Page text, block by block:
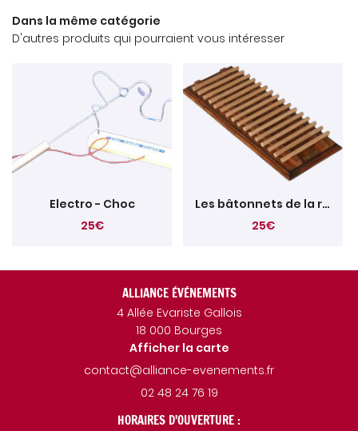
Dans la même catégorie
D'autres produits qui pourraient vous intéresser
Electro - Choc
25€
Les bâtonnets de la ruse
25€
ALLIANCE ÉVÉNEMENTS
4 Allée Evariste Gallois
18 000 Bourges
Afficher la carte
02 48 24 76 19
HORAIRES D'OUVERTURE :